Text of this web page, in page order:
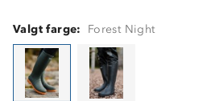
Valgt farge: Forest Night